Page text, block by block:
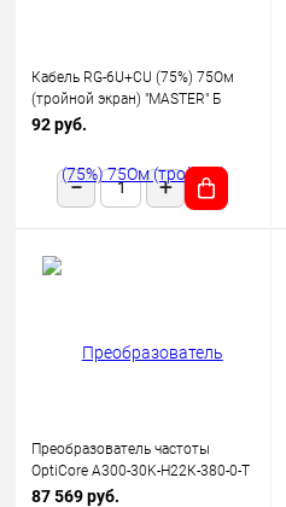
Кабель RG-6U+CU (75%) 75Ом
(тройной экран) "MASTER" Б
(уп.100м) Rexant 01-2241
92 руб.
Преобразователь частоты
OptiCore A300-30K-Н22К-380-0-Т
КЭАЗ 342664
87 569 руб.